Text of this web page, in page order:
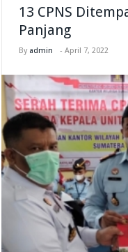
13 CPNS
Panjang
By admin -April 7, 2022